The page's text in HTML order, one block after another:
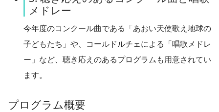
メドレー
今年度のコンクール曲である「あおい天使歌え地球の
子どもたち」や、コールドルチェによる「唱歌メドレ
ー」など、聴き応えのあるプログラムも用意されてい
ます。
プログラム概要